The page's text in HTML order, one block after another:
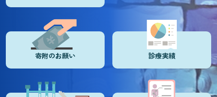
寄附のお願い 診療実績